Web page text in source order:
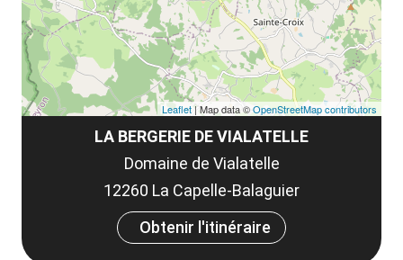
LA BERGERIE DE VIALATELLE
Domaine de Vialatelle
12260 La Capelle-Balaguier
Obtenir l'itinéraire
Leaflet| Map data ©OpenStreetMap contributors